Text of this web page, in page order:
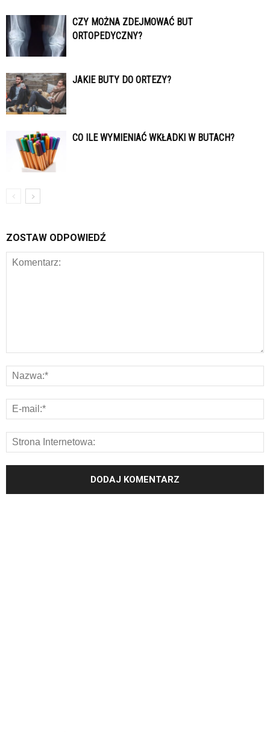
CZY MOŻNA ZDEJMOWAĆ BUT
ORTOPEDYCZNY?
JAKIE BUTY DO ORTEZY?
CO ILE WYMIENIAĆ WKŁADKI W BUTACH?
ZOSTAW ODPOWIEDŹ